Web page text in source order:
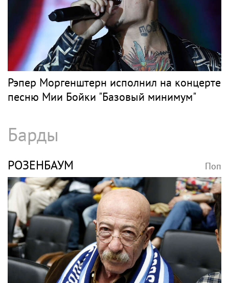
Рэпер Моргенштерн исполнил на концерте
песню Мии Бойки "Базовый минимум"
Барды
РОЗЕНБАУМ Поп